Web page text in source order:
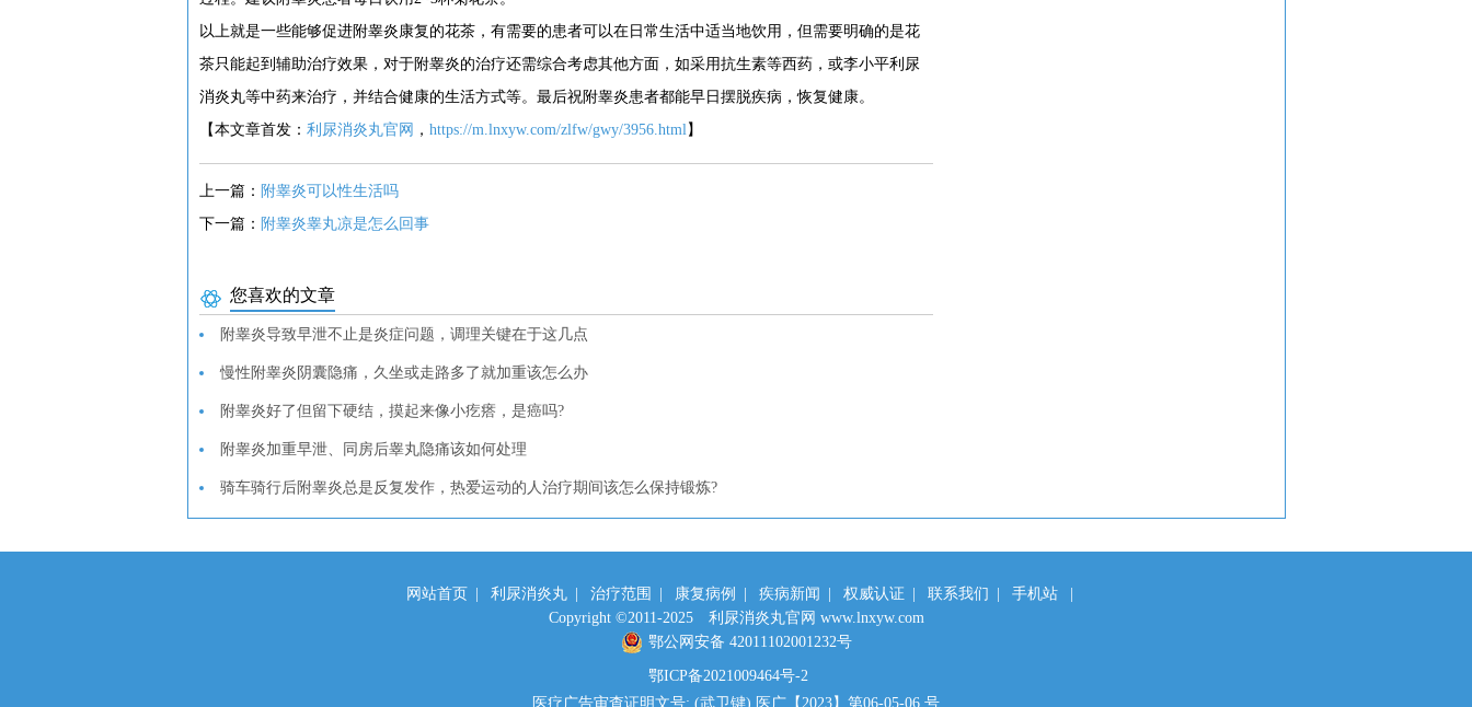
以上就是一些能够促进附睾炎康复的花茶，有需要的患者可以在日常生活中适当地饮用，但需要明确的是花
茶只能起到辅助治疗效果，对于附睾炎的治疗还需综合考虑其他方面，如采用抗生素等西药，或李小平利尿
消炎丸等中药来治疗，并结合健康的生活方式等。最后祝附睾炎患者都能早日摆脱疾病，恢复健康。
【本文章首发： 利尿消炎丸官网 ， https://m.lnxyw.com/zlfw/gwy/3956.html】
上一篇： 附睾炎可以性生活吗
下一篇： 附睾炎睾丸凉是怎么回事
您喜欢的文章
附睾炎导致早泄不止是炎症问题，调理关键在于这几点
慢性附睾炎阴囊隐痛，久坐或走路多了就加重该怎么办
附睾炎好了但留下硬结，摸起来像小疙瘩，是癌吗?
附睾炎加重早泄、同房后睾丸隐痛该如何处理
骑车骑行后附睾炎总是反复发作，热爱运动的人治疗期间该怎么保持锻炼?
网站首页 利尿消炎丸 治疗范围 康复病例 疾病新闻 权威认证 联系我们 手机站
Copyright ©2011-2025 利尿消炎丸官网 www.lnxyw.com
鄂公网安备 42011102001232号
鄂ICP备2021009464号-2
医疗广告审查证明文号: (武卫键) 医广【2023】第06-05-06 号